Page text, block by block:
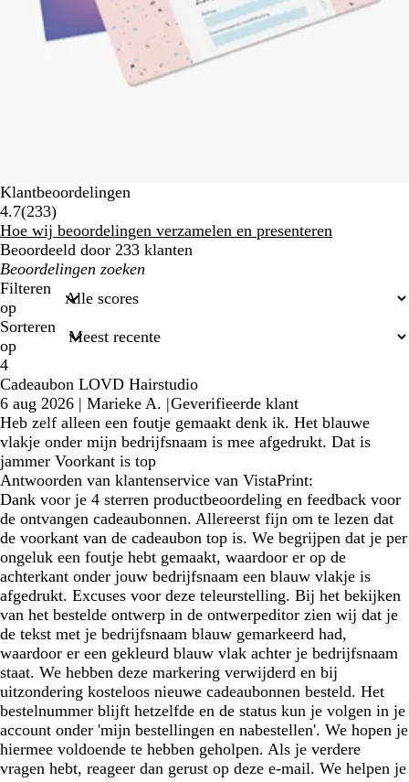
Klantbeoordelingen
4.7(233233
klantbeoordelingen
)
Hoe wij beoordelingen verzamelen en presenteren
Beoordeeld door 233 klanten
Mijn
zoekopdrachten
Filteren
op
Sorteren
op
4
Cadeaubon LOVD Hairstudio
6 aug 2026 | Marieke A. |Geverifieerde klant
Heb zelf alleen een foutje gemaakt denk ik. Het blauwe
vlakje onder mijn bedrijfsnaam is mee afgedrukt. Dat is
jammer Voorkant is top
Antwoorden van klantenservice van VistaPrint:
Dank voor je 4 sterren productbeoordeling en feedback voor
de ontvangen cadeaubonnen. Allereerst fijn om te lezen dat
de voorkant van de cadeaubon top is. We begrijpen dat je per
ongeluk een foutje hebt gemaakt, waardoor er op de
achterkant onder jouw bedrijfsnaam een blauw vlakje is
afgedrukt. Excuses voor deze teleurstelling. Bij het bekijken
van het bestelde ontwerp in de ontwerpeditor zien wij dat je
de tekst met je bedrijfsnaam blauw gemarkeerd had,
waardoor er een gekleurd blauw vlak achter je bedrijfsnaam
staat. We hebben deze markering verwijderd en bij
uitzondering kosteloos nieuwe cadeaubonnen besteld. Het
bestelnummer blijft hetzelfde en de status kun je volgen in je
account onder 'mijn bestellingen en nabestellen'. We hopen je
hiermee voldoende te hebben geholpen. Als je verdere
vragen hebt, reageer dan gerust op deze e-mail. We helpen je